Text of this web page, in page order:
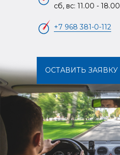
ОСТАВИТЬ ЗАЯВКУ
сб, вс: 11.00 - 18.00
+7 968 381-0-112